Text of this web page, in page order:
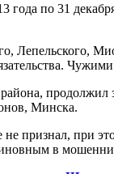
по 31
Минска.
признал, при
в